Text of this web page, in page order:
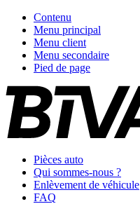
Contenu
Menu principal
Menu client
Menu secondaire
Pied de page
Pièces auto
Qui sommes-nous ?
Enlèvement de véhicule
FAQ